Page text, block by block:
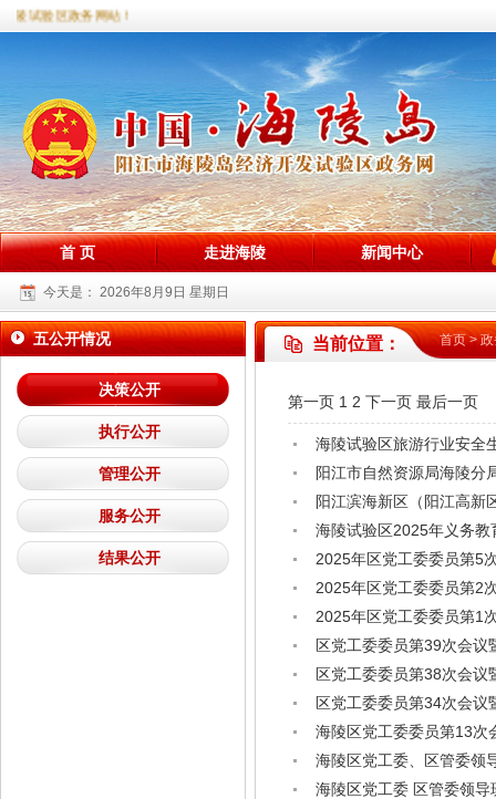
陵试验区政务网站！
首 页 走进海陵 新闻中心
今天是： 2026年8月9日 星期日
五公开情况
决策公开
执行公开
管理公开
服务公开
结果公开
当前位置： 首页>
第一页 1 2 下一页 最后一页
海陵试验区旅游行业安全
阳江市自然资源局海陵分
阳江滨海新区（阳江高新
海陵试验区2025年义务
2025年区党工委委员第5
2025年区党工委委员第2
2025年区党工委委员第1
区党工委委员第39次会
区党工委委员第38次会
区党工委委员第34次会
海陵区党工委委员第13次
海陵区党工委、区管委领
海陵区党工委 区管委领